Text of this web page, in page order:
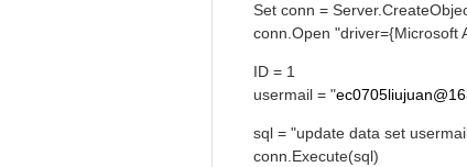
Set conn =
conn.Open "driver={Microsoft
ID = 1
usermail = "
sql = "update data set
conn.Execute(sql)